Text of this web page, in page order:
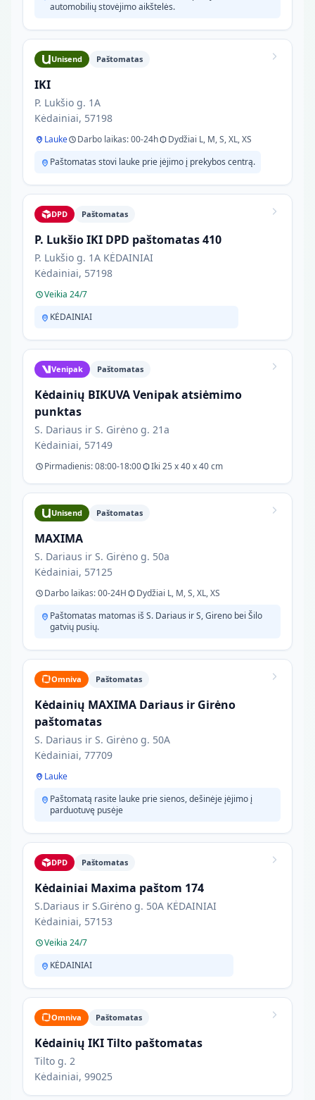
automobilių stovėjimo aikštelės.
Unisend Paštomatas
IKI
P. Lukšio g. 1A
Kėdainiai, 57198
Lauke Darbo laikas: 00-24h
Dydžiai L, M, S, XL, XS
Paštomatas stovi lauke prie įėjimo į prekybos centrą.
DPD Paštomatas
P. Lukšio IKI DPD paštomatas 410
P. Lukšio g. 1A KĖDAINIAI
Kėdainiai, 57198
Veikia 24/7
KĖDAINIAI
Venipak Paštomatas
Kėdainių BIKUVA Venipak atsiėmimo
punktas
S. Dariaus ir S. Girėno g. 21a
Kėdainiai, 57149
Pirmadienis: 08:00-18:00 Iki 25 x 40 x 40 cm
Unisend Paštomatas
MAXIMA
S. Dariaus ir S. Girėno g. 50a
Kėdainiai, 57125
Darbo laikas: 00-24H
Dydžiai L, M, S, XL, XS
Paštomatas matomas iš S. Dariaus ir S, Gireno bei Šilo
gatvių pusių.
Omniva Paštomatas
Kėdainių MAXIMA Dariaus ir Girėno
paštomatas
S. Dariaus ir S. Girėno g. 50A
Kėdainiai, 77709
Lauke
Paštomatą rasite lauke prie sienos, dešinėje įėjimo į
parduotuvę pusėje
DPD Paštomatas
Kėdainiai Maxima paštom 174
S.Dariaus ir S.Girėno g. 50A KĖDAINIAI
Kėdainiai, 57153
Veikia 24/7
KĖDAINIAI
Omniva Paštomatas
Kėdainių IKI Tilto paštomatas
Tilto g. 2
Kėdainiai, 99025